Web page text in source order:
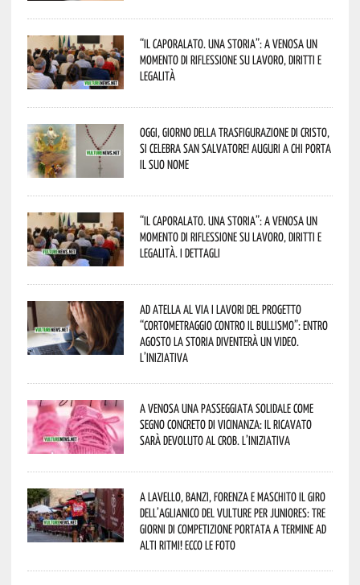
“Il caporalato. Una storia”: a Venosa un
momento di riflessione su lavoro, diritti e
legalità
Oggi, giorno della Trasfigurazione di Cristo,
si celebra San Salvatore! Auguri a chi porta
il suo nome
“Il caporalato. Una storia”: a Venosa un
momento di riflessione su lavoro, diritti e
legalità. I dettagli
Ad Atella al via i lavori del progetto
“Cortometraggio contro il bullismo”: entro
agosto la storia diventerà un video.
L’iniziativa
A Venosa una passeggiata solidale come
segno concreto di vicinanza: il ricavato
sarà devoluto al CROB. L’iniziativa
A Lavello, Banzi, Forenza e Maschito il Giro
dell’Aglianico del Vulture per juniores: tre
giorni di competizione portata a termine ad
alti ritmi! Ecco le foto